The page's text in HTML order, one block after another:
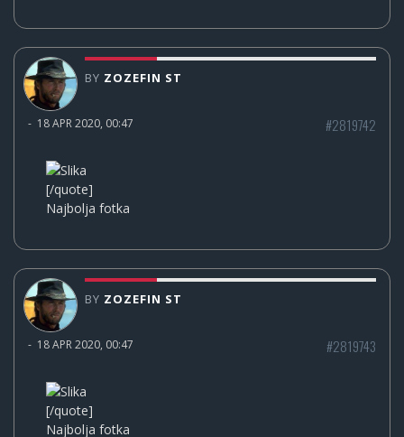
BY ZOZEFIN ST
- 18 APR 2020, 00:47 #2819742
[/quote]
Najbolja fotka
BY ZOZEFIN ST
- 18 APR 2020, 00:47 #2819743
[/quote]
Najbolja fotka